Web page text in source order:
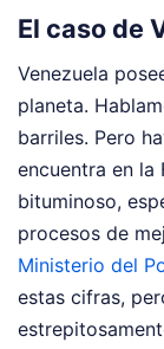
El caso de
Venezuela
planeta.
barriles. Pero
encuentra en la
bituminoso,
procesos de
Ministerio del
estas cifras,